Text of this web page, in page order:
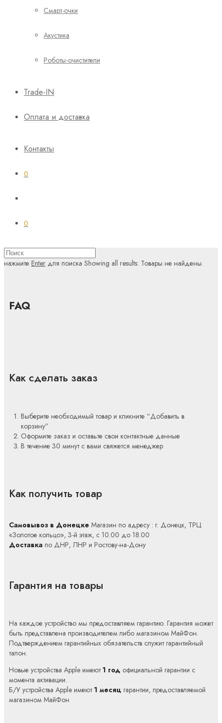
Смарт-очки
Акустика
Роботы-очистители
Trade-IN
Оплата и доставка
Контакты
0
0
нажмите Enter для поиска Showing all results: Товары не найдены.
FAQ
Как сделать заказ
Выберите необходимый товар и кликните “Добавить в
корзину”
Оформите заказ и оставьте свои контактные данные
В течение 30 минут с вами свяжется менеджер
Как получить товар
Самовывоз в Донецке Магазин по адресу : г. Донецк, ТРЦ
«Золотое кольцо», 3-й этаж, с 10.00 до 18.00
Доставка по ДНР, ЛНР и Ростову-на-Дону
Гарантия на товары
На каждое устройство мы предоставляем гарантию. Гарантия может
быть представлена производителем либо магазином МайФон.
Подтверждением гарантийных обязательств служит гарантийный
талон.
Новые устройства Apple имеют1 год официальной гарантии с
момента активации.
Б/У устройства Apple имеют1 месяц гарантии, предоставляемой
магазином МайФон